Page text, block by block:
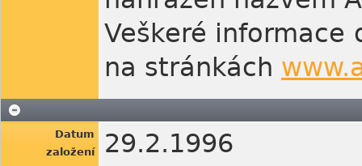
Veškeré
na stránkách
Datum
založení
29.2.1996